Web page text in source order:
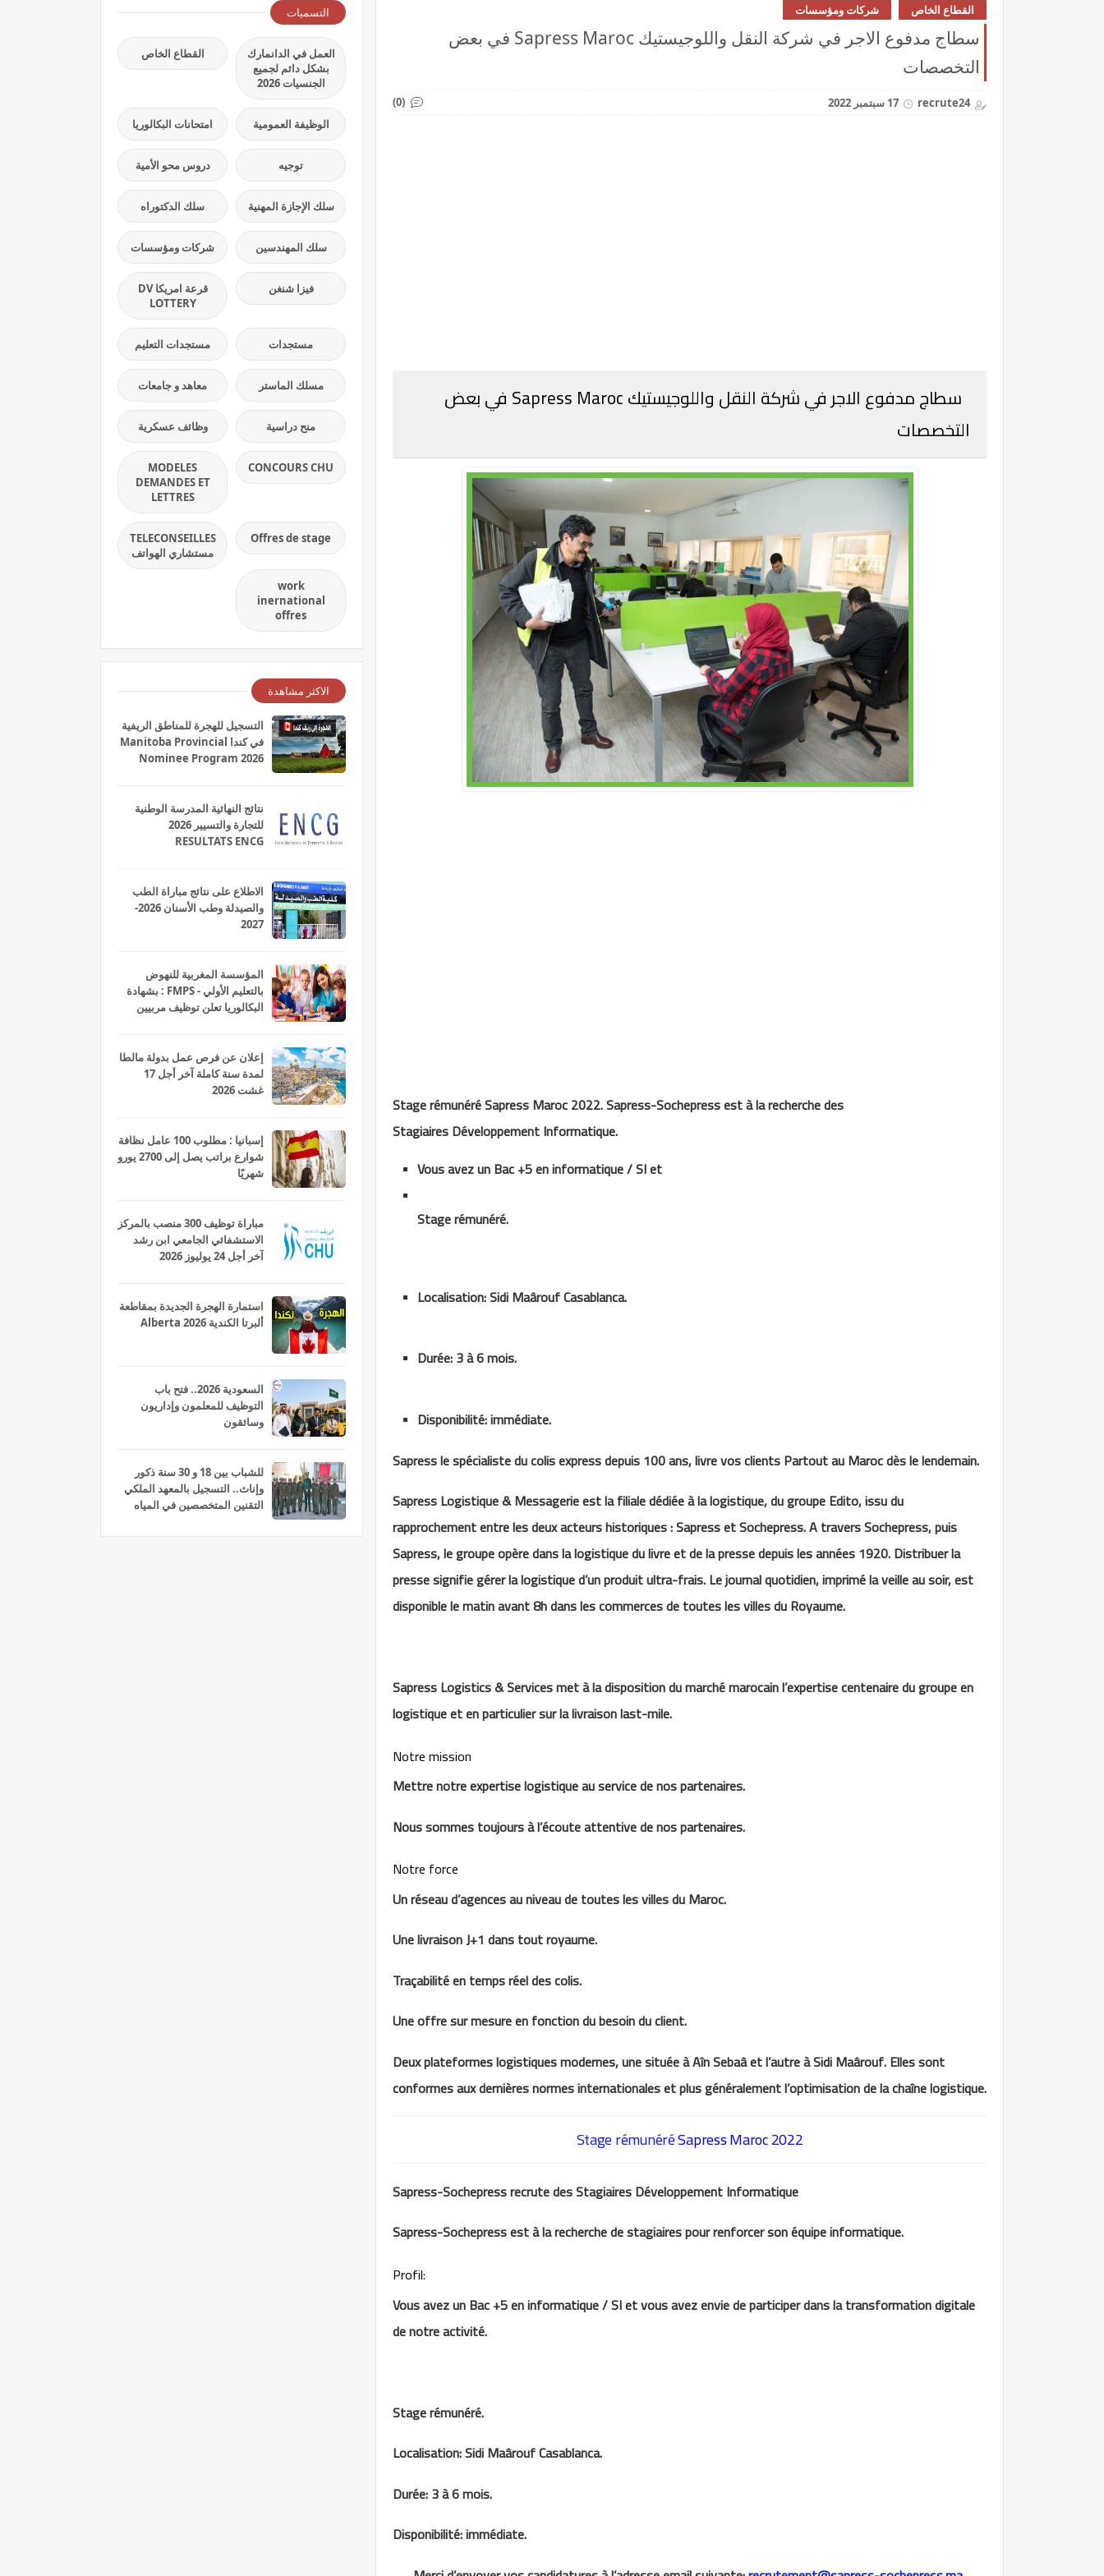
القطاع الخاص شركات ومؤسسات
سطاج مدفوع الاجر في شركة النقل واللوجيستيك Sapress Maroc في بعض
التخصصات
recrute24 17 سبتمبر 2022 (0)
سطاج مدفوع الاجر في شركة النقل واللوجيستيك Sapress Maroc في بعض
التخصصات
Stage rémunéré Sapress Maroc 2022. Sapress-Sochepress est à la recherche des
Stagiaires Développement Informatique.
Vous avez un Bac +5 en informatique / SI et
Stage rémunéré.
Localisation: Sidi Maârouf Casablanca.
Durée: 3 à 6 mois.
Disponibilité: immédiate.
Sapress le spécialiste du colis express depuis 100 ans, livre vos clients Partout au Maroc dès le lendemain.
Sapress Logistique & Messagerie est la filiale dédiée à la logistique, du groupe Edito, issu du
rapprochement entre les deux acteurs historiques : Sapress et Sochepress. A travers Sochepress, puis
Sapress, le groupe opère dans la logistique du livre et de la presse depuis les années 1920. Distribuer la
presse signifie gérer la logistique d’un produit ultra-frais. Le journal quotidien, imprimé la veille au soir, est
disponible le matin avant 8h dans les commerces de toutes les villes du Royaume.
Sapress Logistics & Services met à la disposition du marché marocain l’expertise centenaire du groupe en
logistique et en particulier sur la livraison last-mile.
Notre mission
Mettre notre expertise logistique au service de nos partenaires.
Nous sommes toujours à l’écoute attentive de nos partenaires.
Notre force
Un réseau d’agences au niveau de toutes les villes du Maroc.
Une livraison J+1 dans tout royaume.
Traçabilité en temps réel des colis.
Une offre sur mesure en fonction du besoin du client.
Deux plateformes logistiques modernes, une située à Aîn Sebaâ et l’autre à Sidi Maârouf. Elles sont
conformes aux dernières normes internationales et plus généralement l’optimisation de la chaîne logistique.
Stage rémunéréSapress Maroc 2022
Sapress-Sochepress recrute des Stagiaires Développement Informatique
Sapress-Sochepress est à la recherche de stagiaires pour renforcer son équipe informatique.
Profil:
Vous avez un Bac +5 en informatique / SI et vous avez envie de participer dans la transformation digitale
de notre activité.
Stage rémunéré.
Localisation: Sidi Maârouf Casablanca.
Durée: 3 à 6 mois.
Disponibilité: immédiate.
التسميات
العمل في الدانمارك
بشكل دائم لجميع
الجنسيات 2026
القطاع الخاص
الوظيفة العمومية امتحانات البكالوريا
توجيه دروس محو الأمية
سلك الإجازة المهنية سلك الدكتوراه
سلك المهندسين شركات ومؤسسات
فيزا شنغن
قرعة امريكا DV
LOTTERY
مستجدات مستجدات التعليم
مسلك الماستر معاهد و جامعات
منح دراسية وظائف عسكرية
CONCOURS CHU
MODELES
DEMANDES ET
LETTRES
Offres de stage
TELECONSEILLES
مستشاري الهواتف
work
inernational
offres
الاكثر مشاهدة
التسجيل للهجرة للمناطق الريفية
في كندا Manitoba Provincial
Nominee Program 2026
نتائج النهائية المدرسة الوطنية
للتجارة والتسيير 2026
RESULTATS ENCG
الاطلاع على نتائج مباراة الطب
والصيدلة وطب الأسنان 2026-
2027
المؤسسة المغربية للنهوض
بالتعليم الأولي - FMPS : بشهادة
البكالوريا تعلن توظيف مربيين
إعلان عن فرص عمل بدولة مالطا
لمدة سنة كاملة آخر أجل 17
غشت 2026
إسبانيا : مطلوب 100 عامل نظافة
شوارع براتب يصل إلى 2700 يورو
شهريًا
مباراة توظيف 300 منصب بالمركز
الاستشفائي الجامعي ابن رشد
آخر أجل 24 يوليوز 2026
استمارة الهجرة الجديدة بمقاطعة
ألبرتا الكندية Alberta 2026
السعودية 2026.. فتح باب
التوظيف للمعلمون وإداريون
وسائقون
للشباب بين 18 و 30 سنة ذكور
وإناث.. التسجيل بالمعهد الملكي
التقنين المتخصصين في المياه